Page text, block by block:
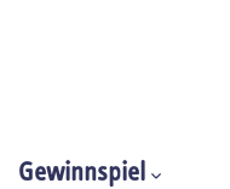
Gewinnspiel